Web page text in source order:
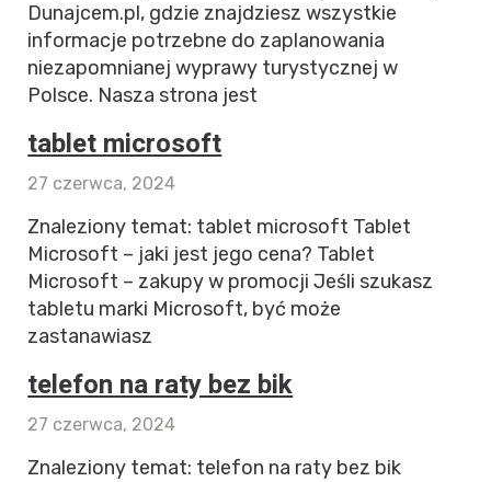
Dunajcem.pl, gdzie znajdziesz wszystkie
informacje potrzebne do zaplanowania
niezapomnianej wyprawy turystycznej w
Polsce. Nasza strona jest
tablet microsoft
27 czerwca, 2024
Znaleziony temat: tablet microsoft Tablet
Microsoft – jaki jest jego cena? Tablet
Microsoft – zakupy w promocji Jeśli szukasz
tabletu marki Microsoft, być może
zastanawiasz
telefon na raty bez bik
27 czerwca, 2024
Znaleziony temat: telefon na raty bez bik